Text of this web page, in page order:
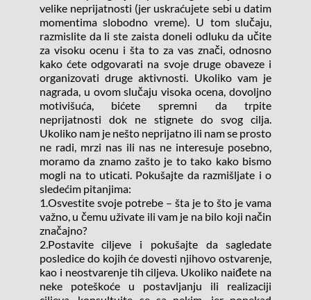
velike neprijatnosti (jer uskraćujete sebi u datim
momentima slobodno vreme). U tom slučaju,
razmislite da li ste zaista doneli odluku da učite
za visoku ocenu i šta to za vas znači, odnosno
kako ćete odgovarati na svoje druge obaveze i
organizovati druge aktivnosti. Ukoliko vam je
nagrada, u ovom slučaju visoka ocena, dovoljno
motivišuća, bićete spremni da trpite
neprijatnosti dok ne stignete do svog cilja.
Ukoliko nam je nešto neprijatno ili nam se prosto
ne radi, mrzi nas ili nas ne interesuje posebno,
moramo da znamo zašto je to tako kako bismo
mogli na to uticati. Pokušajte da razmišljate i o
sledećim pitanjima:
1.Osvestite svoje potrebe – šta je to što je vama
važno, u čemu uživate ili vam je na bilo koji način
značajno?
2.Postavite ciljeve i pokušajte da sagledate
posledice do kojih će dovesti njihovo ostvarenje,
kao i neostvarenje tih ciljeva. Ukoliko naiđete na
neke poteškoće u postavljanju ili realizaciji